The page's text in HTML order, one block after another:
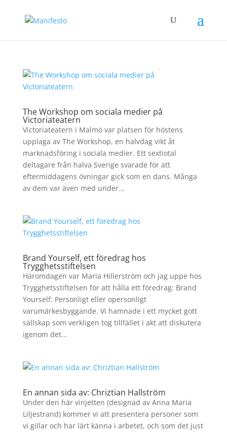
The Workshop om sociala medier på
Victoriateatern
Victoriateatern i Malmö var platsen för höstens
upplaga av The Workshop, en halvdag vikt åt
marknadsföring i sociala medier. Ett sextiotal
deltagare från halva Sverige svarade för att
eftermiddagens övningar gick som en dans. Många
av dem var även med under...
Brand Yourself, ett föredrag hos
Trygghetsstiftelsen
Häromdagen var Maria Hillerström och jag uppe hos
Trygghetsstiftelsen för att hålla ett föredrag: Brand
Yourself: Personligt eller opersonligt
varumärkesbyggande. Vi hamnade i ett mycket gott
sällskap som verkligen tog tillfället i akt att diskutera
igenom det...
En annan sida av: Chriztian Hallström
Under den här vinjetten (designad av Anna Maria
Liljestrand) kommer vi att presentera personer som
vi gillar och har lärt känna i arbetet, och som det just